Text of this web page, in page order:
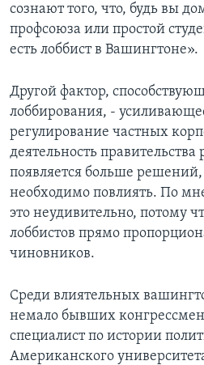
сознают того, что, будь вы
профсоюза или простой
есть лоббист в Вашингтоне».
Другой фактор,
лоббирования, -
регулирование частных
деятельность правительства
появляется больше
необходимо повлиять. По
это неудивительно, потому
лоббистов прямо
чиновников.
Среди влиятельных
немало бывших
специалист по истории
Американского